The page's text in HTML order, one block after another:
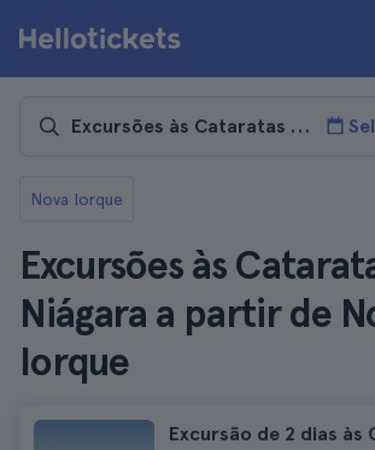
Nova Iorque
Excursões às
Niágara a partir de
Iorque
Excursão de 2 dias às